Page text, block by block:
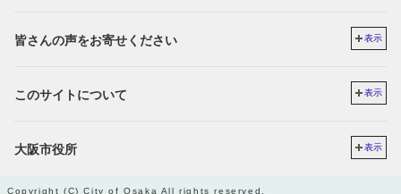
皆さんの声をお寄せください 表示
このサイトについて 表示
大阪市役所 表示
Copyright (C) City of Osaka All rights reserved.